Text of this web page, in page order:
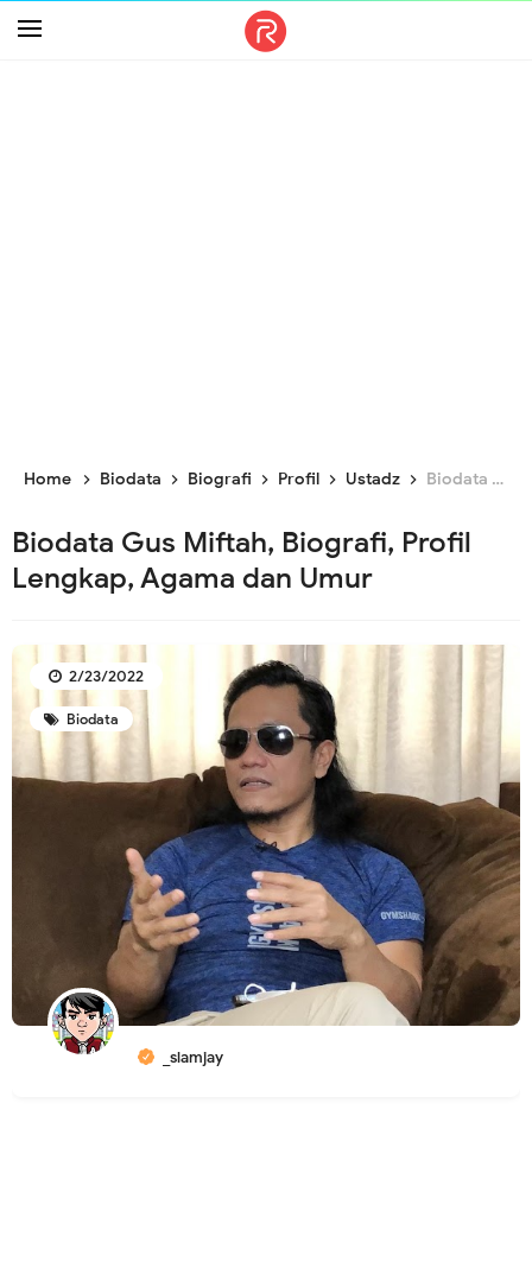
Home Biodata Biografi Profil Ustadz Biodata Gus Miftah, Biografi, Profil Lengkap, Agama dan Umur
Biodata Gus Miftah, Biografi, Profil
Lengkap, Agama dan Umur
Biodata
_slamjay
2/23/2022